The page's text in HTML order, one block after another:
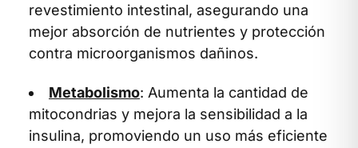
revestimiento intestinal, asegurando una
mejor absorción de nutrientes y protección
contra microorganismos dañinos.
Metabolismo: Aumenta la cantidad de
mitocondrias y mejora la sensibilidad a la
insulina, promoviendo un uso más eficiente